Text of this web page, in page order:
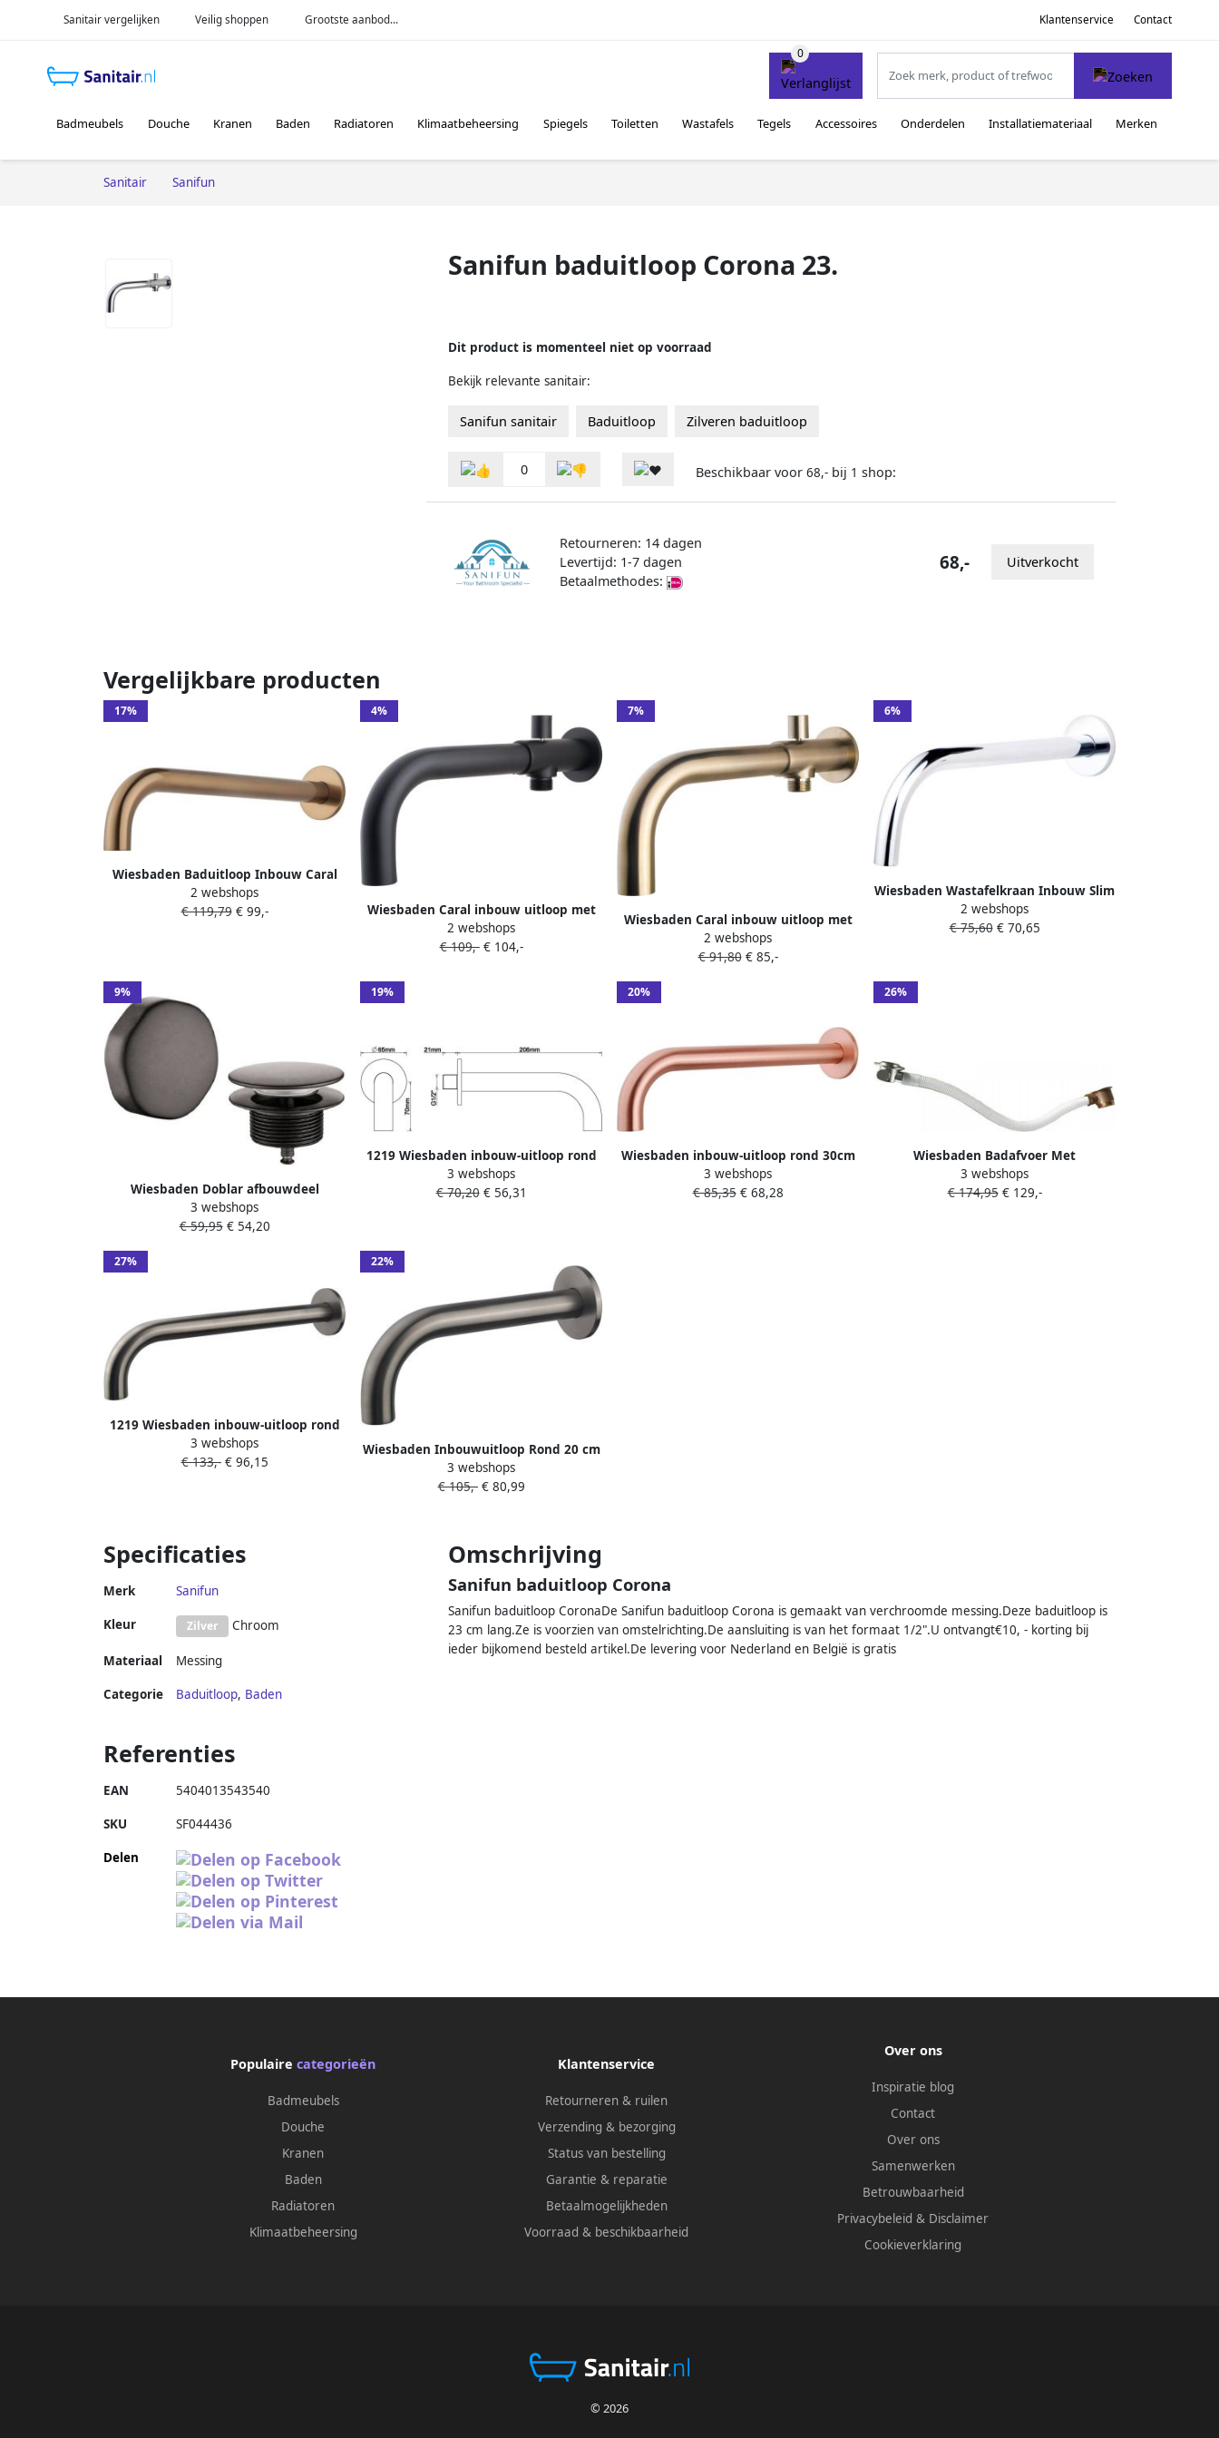
Sanitair vergelijken Veilig shoppen Grootste aanbod... Klantenservice Contact
Badmeubels Douche Kranen Baden Radiatoren Klimaatbeheersing Spiegels Toiletten Wastafels Tegels Accessoires Onderdelen Installatiemateriaal Merken
Sanitair Sanifun
Sanifun baduitloop Corona 23.
Dit product is momenteel niet op voorraad
Bekijk relevante sanitair:
Sanifun sanitair Baduitloop Zilveren baduitloop
0 Beschikbaar voor 68,- bij 1 shop:
Retourneren: 14 dagen
Levertijd: 1-7 dagen
Betaalmethodes:
68,- Uitverkocht
Vergelijkbare producten
17%
Wiesbaden Baduitloop Inbouw Caral
Rond 30 Cm 1 2 Geborsteld Brons
Koper
2 webshops
€ 119,79€ 99,-
4%
Wiesbaden Caral inbouw uitloop met
omstelknop 23 cm messing zwart mat
2 webshops
€ 109,-€ 104,-
7%
Wiesbaden Caral inbouw uitloop met
omstelknop 23 cm messing |
Geborsteld staal PVD
2 webshops
€ 91,80€ 85,-
6%
Wiesbaden Wastafelkraan Inbouw Slim
Rond 25cm Chroom 18mm Uitloop
2 webshops
€ 75,60€ 70,65
9%
Wiesbaden Doblar afbouwdeel
badafvoer met overloop gunmetal
29.2906
3 webshops
€ 59,95€ 54,20
19%
1219 Wiesbaden inbouw-uitloop rond
20cm 1 2&apos;&apos; geborsteld
koper
3 webshops
€ 70,20€ 56,31
20%
Wiesbaden inbouw-uitloop rond 30cm
1 2&apos;&apos; geborsteld koper
29.6946
3 webshops
€ 85,35€ 68,28
26%
Wiesbaden Badafvoer Met
Overloopcombinatie En Badvulfunctie
Excl. Afbouwdeel
3 webshops
€ 174,95€ 129,-
27%
1219 Wiesbaden inbouw-uitloop rond
25cm 1 2&apos;&apos; gunmetal
3 webshops
€ 133,-€ 96,15
22%
Wiesbaden Inbouwuitloop Rond 20 cm
1 2&apos;&apos; Gunmetal
3 webshops
€ 105,-€ 80,99
Specificaties
Merk Sanifun
Kleur Zilver Chroom
Materiaal Messing
Categorie Baduitloop, Baden
Omschrijving
Sanifun baduitloop Corona
Sanifun baduitloop CoronaDe Sanifun baduitloop Corona is gemaakt van verchroomde messing.Deze baduitloop is
23 cm lang.Ze is voorzien van omstelrichting.De aansluiting is van het formaat 1/2".U ontvangt€10, - korting bij
ieder bijkomend besteld artikel.De levering voor Nederland en België is gratis
Referenties
EAN 5404013543540
SKU SF044436
Delen
Populaire categorieën
Badmeubels
Douche
Kranen
Baden
Radiatoren
Klimaatbeheersing
Klantenservice
Retourneren & ruilen
Verzending & bezorging
Status van bestelling
Garantie & reparatie
Betaalmogelijkheden
Voorraad & beschikbaarheid
Over ons
Inspiratie blog
Contact
Over ons
Samenwerken
Betrouwbaarheid
Privacybeleid & Disclaimer
Cookieverklaring
© 2026